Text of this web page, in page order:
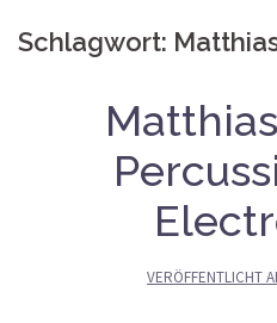
Schlagwort:
VERÖFFENTLICHT